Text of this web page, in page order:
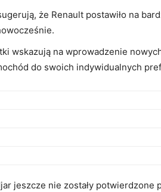
że Renault postawiło na
wskazują‍ na wprowadzenie⁤
do‌ swoich indywidualnych
jeszcze nie zostały